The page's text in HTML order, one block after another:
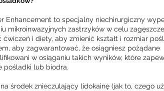
Enhancement to specjalny niechirurgiczny
mikroinwazyjnych zastrzyków w celu
i diety, aby zmienić kształt i rozmiar
aby zagwarantować, że osiągniesz pożądane
w osiąganiu takich wyników, które
pośladki lub biodra.
środek znieczulający lidokainę (jak to, czego